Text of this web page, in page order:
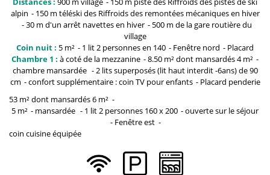
alpin
150 m téléski des Riffroidsdes remontées mécaniques en hiver
30 m d'un arrêt navettes en hiver 500 m de la gare routière du
village
Coin nuit : 5 m² 1 lit 2 personnesen 140 Fenêtre nord
Placard
Chambre 1 : à coté de la mezzanine 8.50 m² dont mansardés 4 m²
chambre mansardée
2 lits superposés (lit haut interdit -6ans)de 90
cm
confort supplémentaire :coin TV pour enfants
Placard penderie
53 m² dont mansardés 6 m²
5 m² mansardée 1 lit 2 personnes 160 x 200
ouverte sur le séjour
Fenêtreest
coin cuisine équipée